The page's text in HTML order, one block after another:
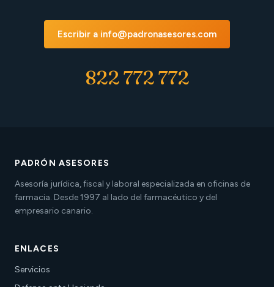
Escribir a info@padronasesores.com
822 772 772
PADRÓN ASESORES
Asesoría jurídica, fiscal y laboral especializada en oficinas de
farmacia. Desde 1997 al lado del farmacéutico y del
empresario canario.
ENLACES
Servicios